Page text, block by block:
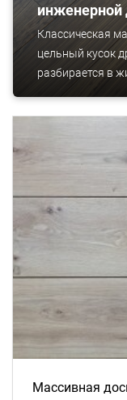
инженерной
Классическая
цельный кусок
разбирается в
оправе
Массивная